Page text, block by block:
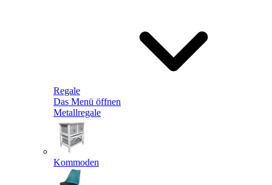
Regale
Das Menü öffnen
Metallregale
Kommoden